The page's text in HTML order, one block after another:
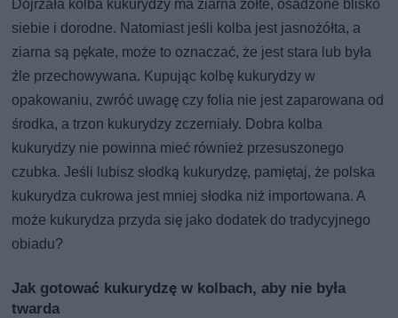
Dojrzała kolba kukurydzy ma ziarna żółte, osadzone blisko
siebie i dorodne. Natomiast jeśli kolba jest jasnożółta, a
ziarna są pękate, może to oznaczać, że jest stara lub była
źle przechowywana. Kupując kolbę kukurydzy w
opakowaniu, zwróć uwagę czy folia nie jest zaparowana od
środka, a trzon kukurydzy zczerniały. Dobra kolba
kukurydzy nie powinna mieć również przesuszonego
czubka. Jeśli lubisz słodką kukurydzę, pamiętaj, że polska
kukurydza cukrowa jest mniej słodka niż importowana. A
może kukurydza przyda się jako dodatek do tradycyjnego
obiadu?
Jak gotować kukurydzę w kolbach, aby nie była
twarda